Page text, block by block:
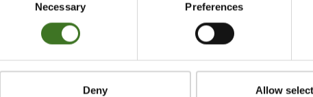
Necessary Preferences
Deny Allow
9 - 15
Avoinna